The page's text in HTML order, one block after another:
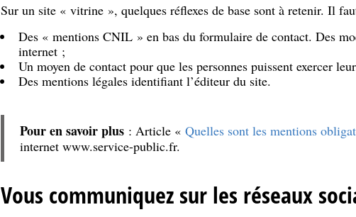
Sur un site « vitrine », quelques réflexes de base sont à retenir. Il
Des « mentions CNIL » en bas du formulaire de contact. Des
internet ;
Un moyen de contact pour que les personnes puissent exercer
Des mentions légales identifiant l’éditeur du site.
Pour en savoir plus: Article « Quelles sont les mentions
internet www.service-public.fr.
Vous communiquez sur les réseaux